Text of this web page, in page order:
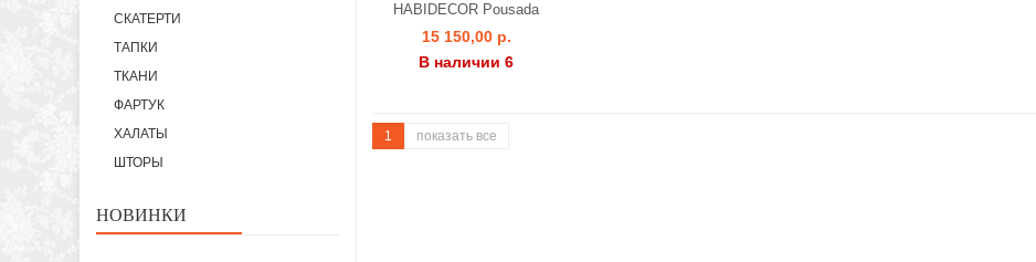
СКАТЕРТИ
ТАПКИ
ТКАНИ
ФАРТУК
ХАЛАТЫ
ШТОРЫ
НОВИНКИ
HABIDECOR Pousada
15 150,00 р.
В наличии 6
1 показать все